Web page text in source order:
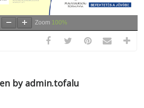
Zoom 100%
by admin.tofalu